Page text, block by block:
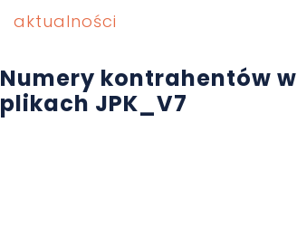
aktualności
Numery kontrahentów w
plikach JPK_V7